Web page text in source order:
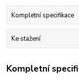
Kompletní specifikace
Ke stažení
Kompletní